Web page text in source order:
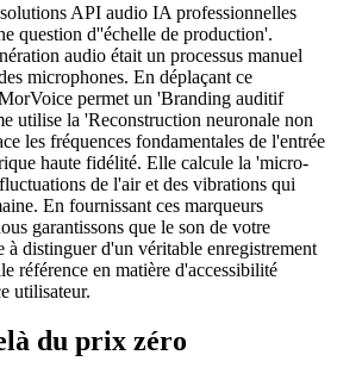
API audio IA professionnelles
question d''échelle de production'.
audio était un processus manuel
microphones. En déplaçant ce
permet un 'Branding auditif
utilise la 'Reconstruction neuronale non
les fréquences fondamentales de l'entrée
haute fidélité. Elle calcule la 'micro-
de l'air et des vibrations qui
En fournissant ces marqueurs
garantissons que le son de votre
à distinguer d'un véritable enregistrement
référence en matière d'accessibilité
utilisateur.
du prix zéro